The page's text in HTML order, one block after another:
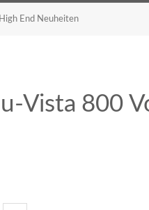
End Neuheiten
Vista 800